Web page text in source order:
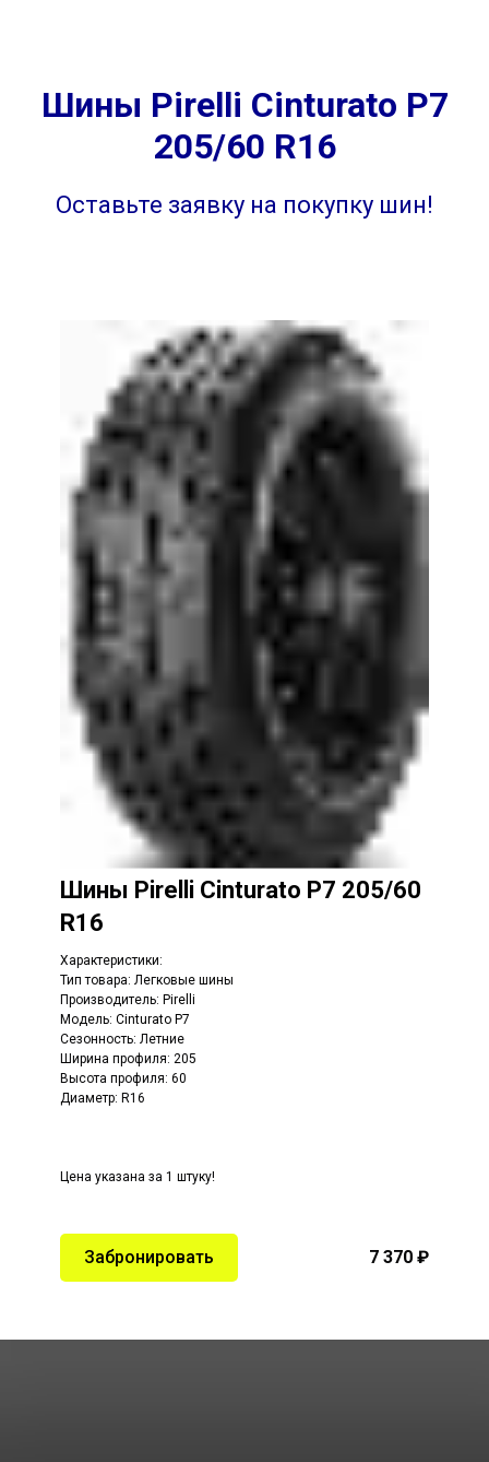
Шины Pirelli Cinturato P7
205/60 R16
Оставьте заявку на покупку шин!
Шины Pirelli Cinturato P7 205/60
R16
Характеристики:
Тип товара: Легковые шины
Производитель: Pirelli
Модель: Cinturato P7
Сезонность: Летние
Ширина профиля: 205
Высота профиля: 60
Диаметр: R16
Цена указана за 1 штуку!
Забронировать 7 370 ₽